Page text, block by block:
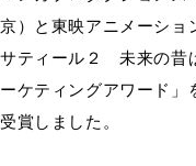
京）と東映アニメーショ
サティール２ 未来の昔
ーケティングアワード」
受賞しました。